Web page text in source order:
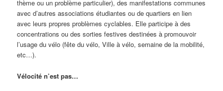
thème ou un problème particulier), des manifestations communes
avec d’autres associations étudiantes ou de quartiers en lien
avec leurs propres problèmes cyclables. Elle participe à des
concentrations ou des sorties festives destinées à promouvoir
l’usage du vélo (fête du vélo, Ville à vélo, semaine de la mobilité,
etc…).
Vélocité n’est pas…